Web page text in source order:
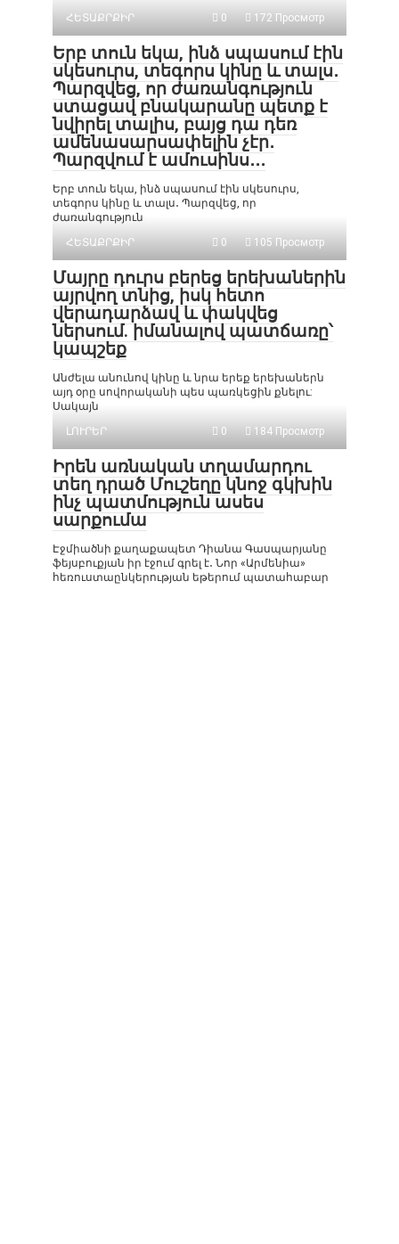
ՀԵՏԱՔՐՔԻՐ
0 172 Просмотр
Երբ տուն եկա, ինձ սպասում էին
սկեսուրս, տեգորս կինը և տալս․
Պարզվեց, որ ժառանգություն
ստացավ բնակարանը պետք է
նվիրել տալիս, բայց դա դեռ
ամենասարսափելին չէր․
Պարզվում է ամուսինս․․․
Երբ տուն եկա, ինձ սպասում էին սկեսուրս,
տեգորս կինը և տալս․ Պարզվեց, որ
ժառանգություն
ՀԵՏԱՔՐՔԻՐ
0 105 Просмотр
Մայրը դուրս բերեց երեխաներին
այրվող տնից, իսկ հետո
վերադարձավ և փակվեց
ներսում. իմանալով պատճառը՝
կապշեք
Անժելա անունով կինը և նրա երեք երեխաներն
այդ օրը սովորականի պես պառկեցին քնելու:
Սակայն
ԼՈՒՐԵՐ
0 184 Просмотр
Իրեն առնական տղամարդու
տեղ դրած Մուշեղը կնոջ գկխին
ինչ պատմություն ասես
սարքումա
Էջմիածնի քաղաքապետ Դիանա Գասպարյանը
ֆեյսբուքյան իր էջում գրել է․ Նոր «Արմենիա»
հեռուստաընկերության եթերում պատահաբար